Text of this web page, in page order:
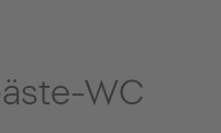
WC